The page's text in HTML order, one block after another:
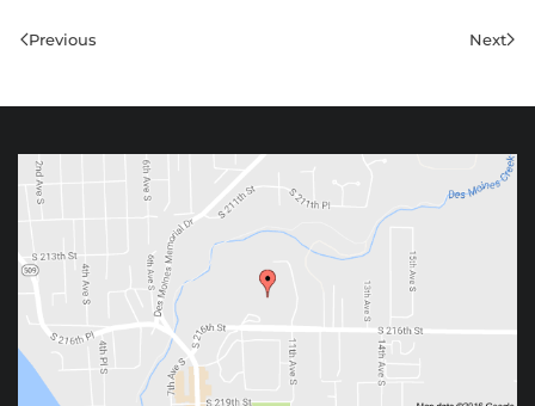
Previous Next